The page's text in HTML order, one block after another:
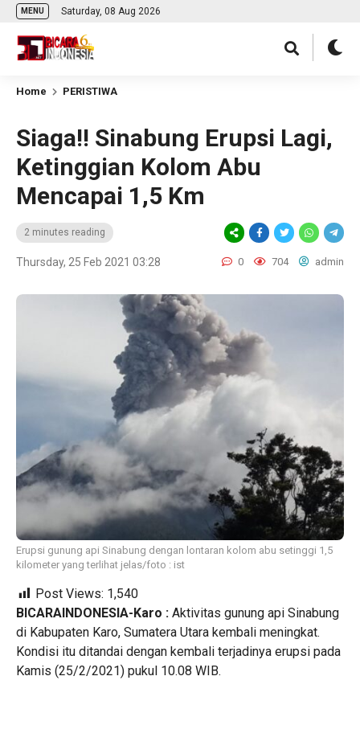
MENU Saturday, 08 Aug 2026
Home PERISTIWA
Siaga!! Sinabung Erupsi Lagi,
Ketinggian Kolom Abu
Mencapai 1,5 Km
2 minutes reading
Thursday, 25 Feb 2021 03:28 0 704 admin
Erupsi gunung api Sinabung dengan lontaran kolom abu setinggi 1,5
kilometer yang terlihat jelas/foto : ist
Post Views: 1,540
BICARAINDONESIA-Karo : Aktivitas gunung api Sinabung
di Kabupaten Karo, Sumatera Utara kembali meningkat.
Kondisi itu ditandai dengan kembali terjadinya erupsi pada
Kamis (25/2/2021) pukul 10.08 WIB.